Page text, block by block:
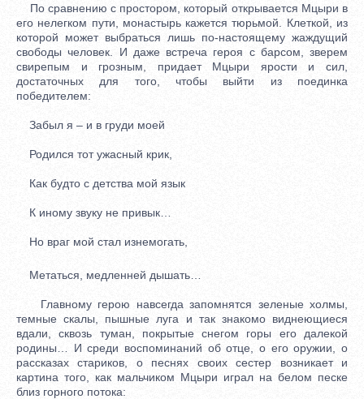
По сравнению с простором, который открывается Мцыри в
его нелегком пути, монастырь кажется тюрьмой. Клеткой, из
которой может выбраться лишь по-настоящему жаждущий
свободы человек. И даже встреча героя с барсом, зверем
свирепым и грозным, придает Мцыри ярости и сил,
достаточных для того, чтобы выйти из поединка
победителем:
Забыл я – и в груди моей
Родился тот ужасный крик,
Как будто с детства мой язык
К иному звуку не привык…
Но враг мой стал изнемогать,
Метаться, медленней дышать…
Главному герою навсегда запомнятся зеленые холмы,
темные скалы, пышные луга и так знакомо виднеющиеся
вдали, сквозь туман, покрытые снегом горы его далекой
родины… И среди воспоминаний об отце, о его оружии, о
рассказах стариков, о песнях своих сестер возникает и
картина того, как мальчиком Мцыри играл на белом песке
близ горного потока: